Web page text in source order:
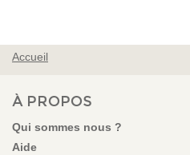
VOUS ÊTES ICI
Accueil
À PROPOS
Qui sommes nous ?
Aide